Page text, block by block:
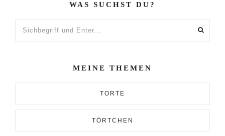
WAS SUCHST DU?
MEINE THEMEN
TORTE
TÖRTCHEN